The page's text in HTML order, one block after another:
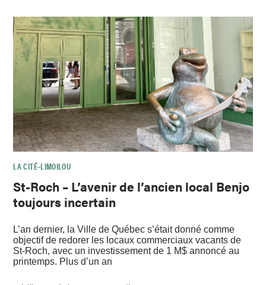
LA CITÉ–LIMOILOU
St-Roch – L’avenir de l’ancien local Benjo
toujours incertain
L’an dernier, la Ville de Québec s’était donné comme
objectif de redorer les locaux commerciaux vacants de
St-Roch, avec un investissement de 1 M$ annoncé au
printemps. Plus d’un an